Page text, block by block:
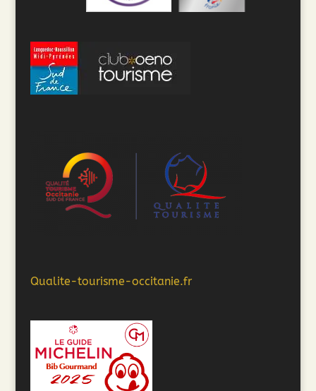
Qualite-tourisme-occitanie.fr